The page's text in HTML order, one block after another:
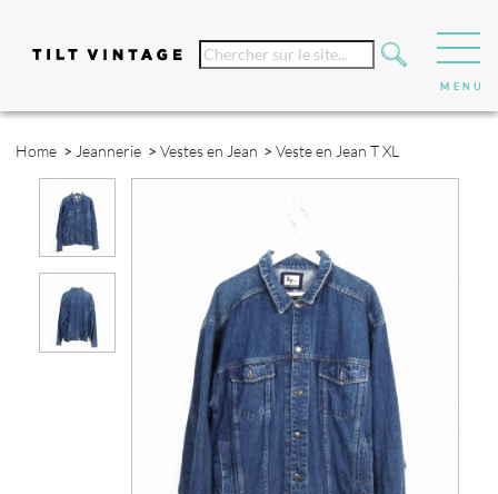
Home > Jeannerie > Vestes en Jean >Veste en Jean T XL